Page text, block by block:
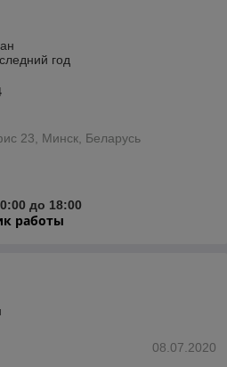
год
23, Минск, Беларусь
до 18:00
работы
08.07.2020